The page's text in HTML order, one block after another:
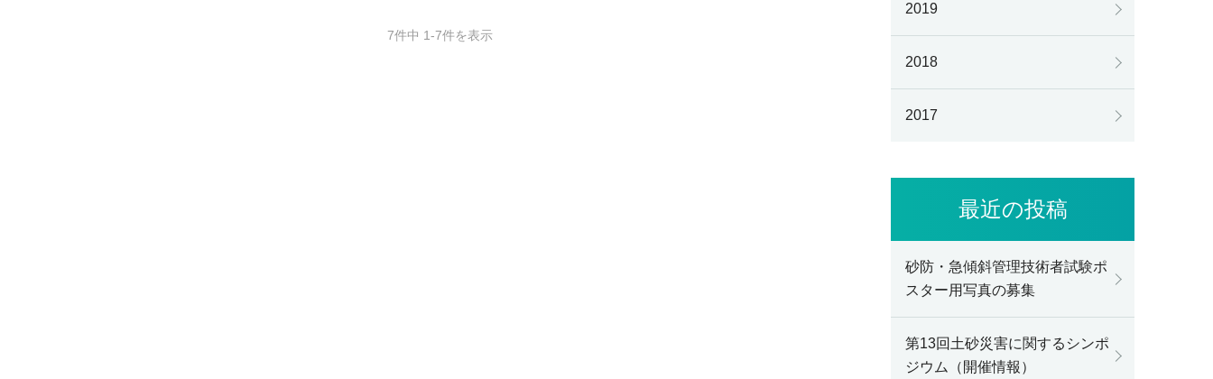
7件中 1-7件を表示
2019
2018
2017
最近の投稿
砂防・急傾斜管理技術者試験ポ
スター用写真の募集
第13回土砂災害に関するシンポ
ジウム（開催情報）